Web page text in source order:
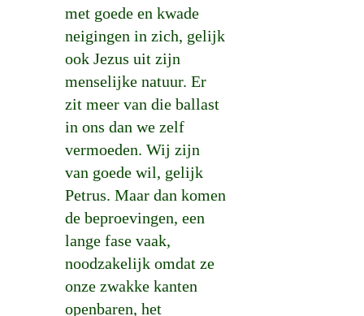
met goede en kwade
neigingen in zich, gelijk
ook Jezus uit zijn
menselijke natuur. Er
zit meer van die ballast
in ons dan we zelf
vermoeden. Wij zijn
van goede wil, gelijk
Petrus. Maar dan komen
de beproevingen, een
lange fase vaak,
noodzakelijk omdat ze
onze zwakke kanten
openbaren, het